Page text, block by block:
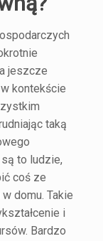
jeszcze
kontekście
taką
to ludzie,
coś ze
domu. Takie
i
Bardzo